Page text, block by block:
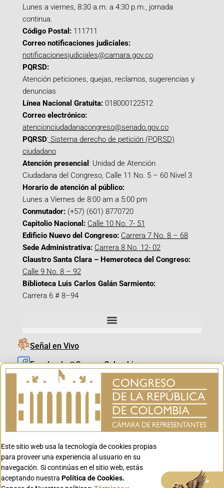
Lunes a viernes, 8:30 a.m. a 4:30 p.m., jornada
continua.
Código Postal: 111711
Correo notificaciones judiciales:
notificacionesjudiciales@camara.gov.co
PQRSD:
Atención peticiones, quejas, reclamos, sugerencias y
denuncias
Línea Nacional Gratuita: 018000122512
Correo electrónico:
atencionciudadanacongreso@senado.gov.co
PQRSD: Sistema derecho de petición (PQRSD)
ciudadano
Atención presencial : Unidad de Atención
Ciudadana del Congreso, Calle 11 No. 5 – 60 Nivel 3
Horario de atención al público:
Lunes a Viernes de 8:00 am a 5:00 pm
Conmutador: (+57) (601) 8770720
Capitolio Nacional: Calle 10 No. 7- 51
Edificio Nuevo del Congreso: Carrera 7 No. 8 – 68
Sede Administrativa: Carrera 8 No. 12- 02
Claustro Santa Clara – Hemeroteca del Congreso:
Calle 9 No. 8 – 92
Biblioteca Luis Carlos Galán Sarmiento:
Carrera 6 # 8–94
Señal en Vivo
Facebook_@CamaraColombia
Instagram_@CamaraColombia
X_@CamaraColombia
Youtube_@CamaraColombia
Youtube_@CanalCongreso
Este sitio web usa la tecnología de cookies propias
para proveer una experiencia al usuario en su
navegación. Si continúas en el sitio web, estás
aceptando nuestra Política de Cookies.
Aceptar